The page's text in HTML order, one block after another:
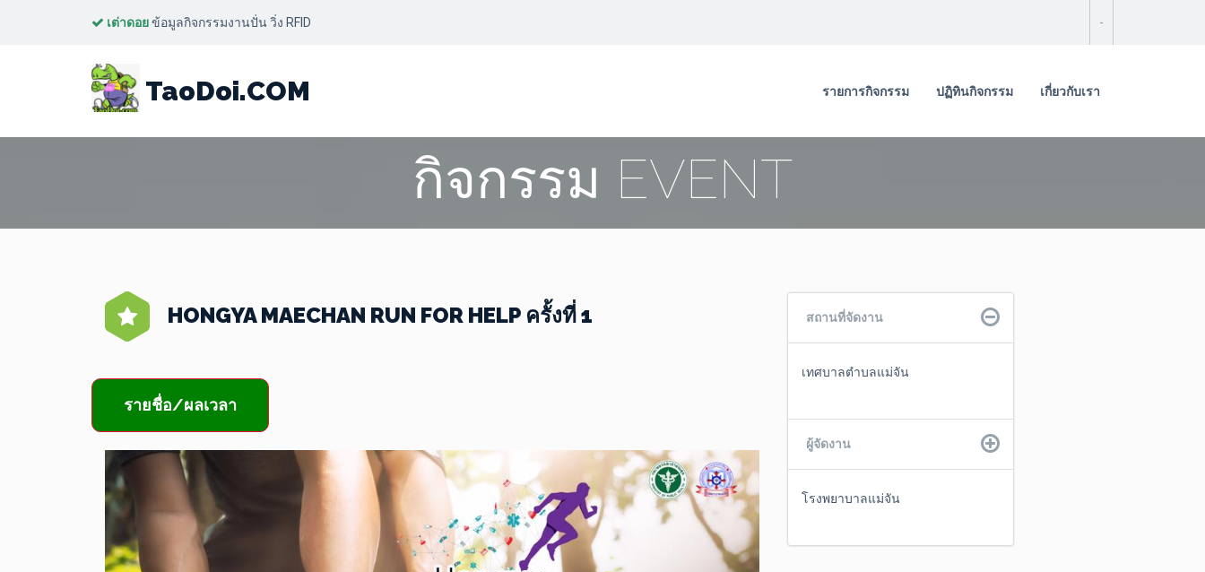
-
เต่าดอยข้อมูลกิจกรรมงานปั่น วิ่ง RFID
TaoDoi.COM รายการกิจกรรม ปฏิทินกิจกรรม เกี่ยวกับเรา
กิจกรรม EVENT
HONGYA MAECHAN RUN FOR HELP ครั้งที่ 1
รายชื่อ/ผลเวลา
สถานที่จัดงาน
เทศบาลตำบลแม่จัน
ผู้จัดงาน
โรงพยาบาลแม่จัน